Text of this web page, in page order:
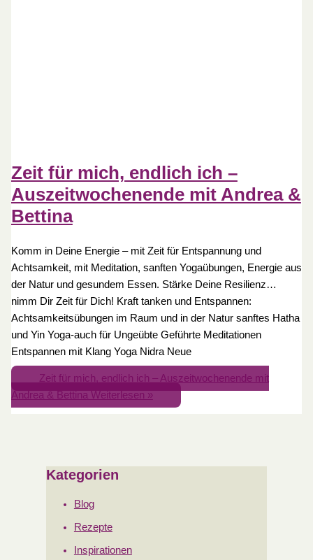
Zeit für mich, endlich ich –
Auszeitwochenende mit Andrea &
Bettina
Komm in Deine Energie – mit Zeit für Entspannung und
Achtsamkeit, mit Meditation, sanften Yogaübungen, Energie aus
der Natur und gesundem Essen. Stärke Deine Resilienz…
nimm Dir Zeit für Dich! Kraft tanken und Entspannen:
Achtsamkeitsübungen im Raum und in der Natur sanftes Hatha
und Yin Yoga-auch für Ungeübte Geführte Meditationen
Entspannen mit Klang Yoga Nidra Neue
Zeit für mich, endlich ich – Auszeitwochenende mit
Andrea & Bettina Weiterlesen »
Kategorien
Blog
Rezepte
Inspirationen